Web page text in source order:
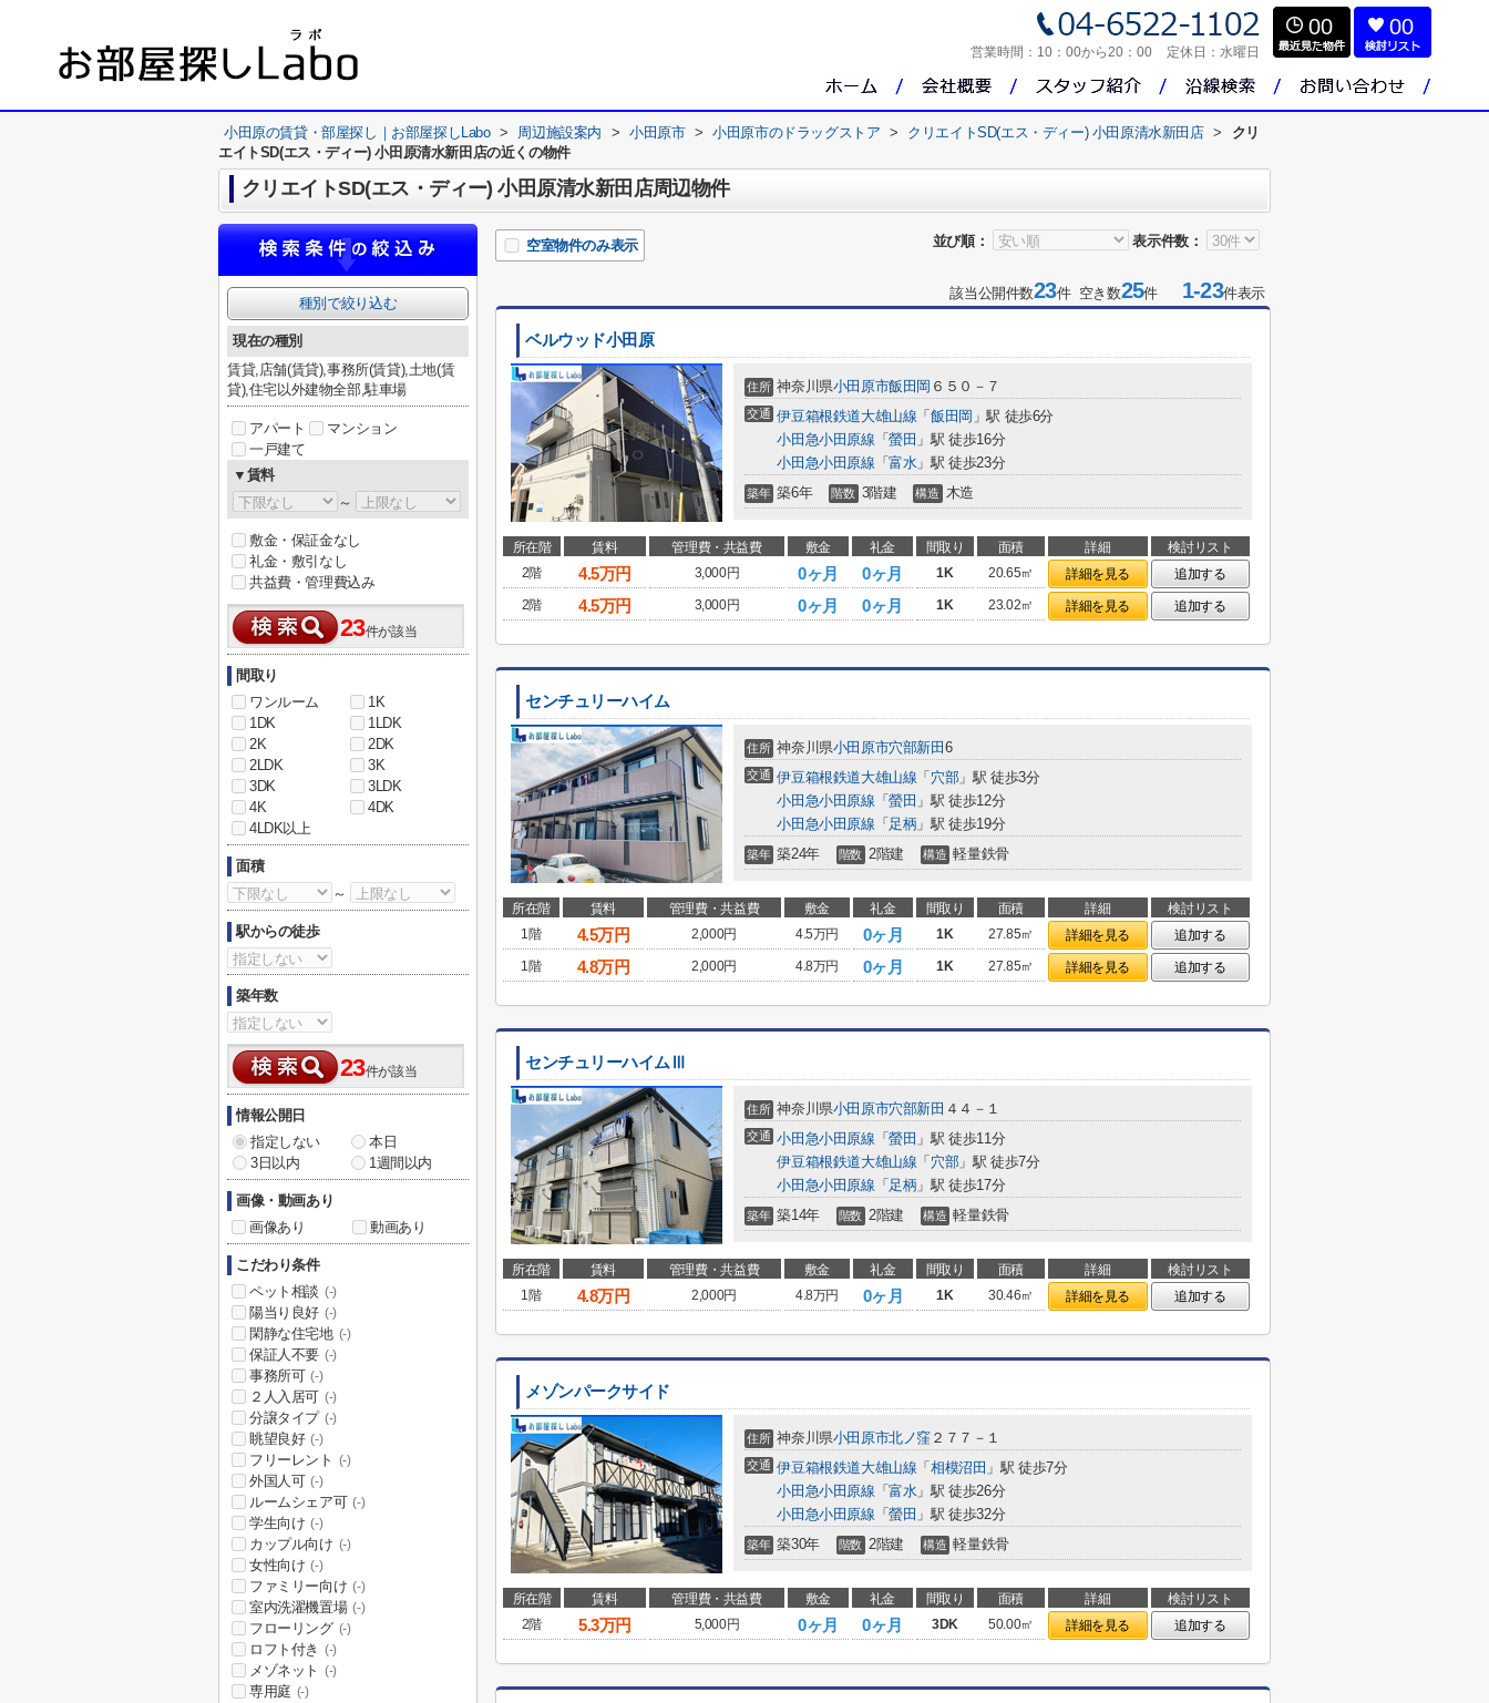
営業時間： 10：00から20：00 定休日： 水曜日
00 00
小田原の賃貸・部屋探し｜お部屋探しLabo > 周辺施設案内 > 小田原市 > 小田原市のドラッグストア > クリエイトSD(エス・ディー) 小田原清水新田店 >
クリ
エイトSD(エス・ディー) 小田原清水新田店の近くの物件
クリエイトSD(エス・ディー) 小田原清水新田店周辺物件
並び順： 表示件数：
空室物件のみ表示
該当公開件数23件 空き数25件1-23件表示
ベルウッド小田原
住所 神奈川県小田原市飯田岡 ６５０－７
交通 伊豆箱根鉄道大雄山線 「飯田岡 」駅 徒歩6分
小田急小田原線 「螢田 」駅 徒歩16分
小田急小田原線 「富水」駅 徒歩23分
築年 築6年 階数 3階建 構造 木造
所在階 賃料 管理費・共益費 敷金 礼金 間取り 面積 詳細
検討リスト
2階
4.5万円 3,000円 0ヶ月 0ヶ月 1K 20.65㎡ 詳細を見る
追加する
2階
4.5万円 3,000円 0ヶ月 0ヶ月 1K 23.02㎡ 詳細を見る 追加する
センチュリーハイム
住所 神奈川県小田原市穴部新田 6
交通 伊豆箱根鉄道大雄山線 「 穴部」駅 徒歩3分
小田急小田原線 「螢田 」駅 徒歩12分
小田急小田原線 「 足柄 」駅 徒歩19分
築年 築24年 階数 2階建 構造 軽量鉄骨
所在階 賃料 管理費・共益費 敷金 礼金 間取り 面積 詳細
検討リスト
1階
4.5万円 2,000円 4.5万円 0ヶ月 1K 27.85㎡ 詳細を見る
追加する
1階
4.8万円 2,000円 4.8万円 0ヶ月 1K 27.85㎡ 詳細を見る 追加する
センチュリーハイムⅢ
住所 神奈川県小田原市穴部新田 ４４－１
交通 小田急小田原線 「螢田 」駅 徒歩11分
伊豆箱根鉄道大雄山線 「 穴部」駅 徒歩7分
小田急小田原線 「 足柄 」駅 徒歩17分
築年 築14年 階数 2階建 構造 軽量鉄骨
所在階 賃料 管理費・共益費 敷金 礼金 間取り 面積 詳細
検討リスト
1階
4.8万円 2,000円 4.8万円 0ヶ月 1K 30.46㎡ 詳細を見る 追加する
メゾンパークサイド
住所 神奈川県小田原市北ノ窪 ２７７－１
交通 伊豆箱根鉄道大雄山線 「相模沼田 」駅 徒歩7分
小田急小田原線 「富水」駅 徒歩26分
小田急小田原線 「螢田 」駅 徒歩32分
築年 築30年 階数 2階建 構造 軽量鉄骨
所在階 賃料 管理費・共益費 敷金 礼金 間取り 面積 詳細
検討リスト
2階
5.3万円 5,000円 0ヶ月 0ヶ月 3DK 50.00㎡ 詳細を見る 追加する
種別で絞り込む
現在の種別
賃貸,店舗(賃貸),事務所(賃貸),土地(賃
貸),住宅以外建物全部,駐車場
アパート
マンション
一戸建て
▼賃料
～
敷金・保証金なし
礼金・敷引なし
共益費・管理費込み
23件が該当
間取り
ワンルーム
1K
1DK
1LDK
2K
2DK
2LDK
3K
3DK
3LDK
4K
4DK
4LDK以上
面積
～
駅からの徒歩
築年数
23件が該当
情報公開日
指定しない
本日
3日以内
1週間以内
画像・動画あり
画像あり
動画あり
こだわり条件
ペット相談 (-)
陽当り良好 (-)
閑静な住宅地 (-)
保証人不要 (-)
事務所可 (-)
２人入居可 (-)
分譲タイプ (-)
眺望良好 (-)
フリーレント (-)
外国人可 (-)
ルームシェア可 (-)
学生向け (-)
カップル向け (-)
女性向け (-)
ファミリー向け (-)
室内洗濯機置場 (-)
フローリング (-)
ロフト付き (-)
メゾネット (-)
専用庭 (-)